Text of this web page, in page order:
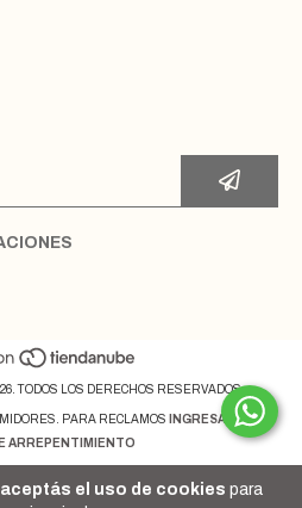
aceptás el uso de cookies para
TODOS LOS DERECHOS RESERVADOS.
PARA RECLAMOS
INGRESÁ ACÁ.
ARREPENTIMIENTO